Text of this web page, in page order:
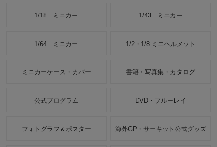
1/18 ミニカー 1/43 ミニカー
1/64 ミニカー 1/2・1/8 ミニヘルメット
ミニカーケース・カバー 書籍・写真集・カタログ
公式プログラム DVD・ブルーレイ
フォトグラフ＆ポスター 海外GP・サーキット公式グッズ